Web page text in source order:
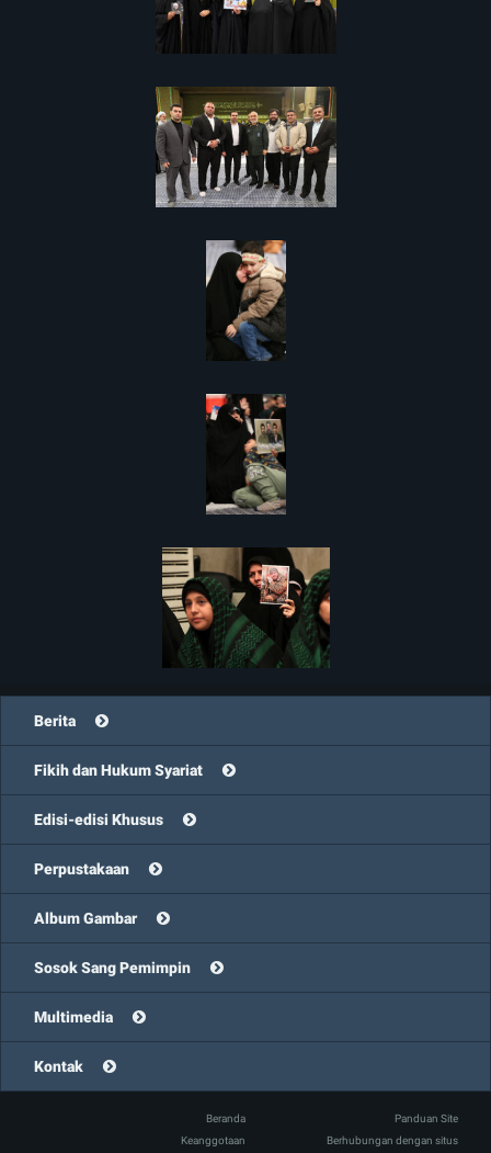
Berita
Fikih dan Hukum Syariat
Edisi-edisi Khusus
Perpustakaan
Album Gambar
Sosok Sang Pemimpin
Multimedia
Kontak
Beranda
Panduan Site
Keanggotaan
Berhubungan dengan situs